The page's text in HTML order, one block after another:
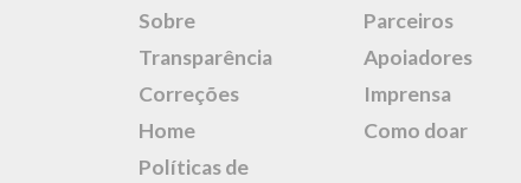
Sobre
Transparência
Correções
Home
Políticas de
Parceiros
Apoiadores
Imprensa
Como doar